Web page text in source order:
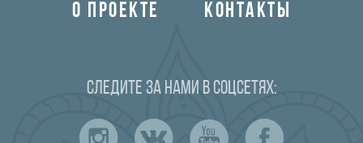
О ПРОЕКТЕ КОНТАКТЫ
Следите за нами в соцсетях: